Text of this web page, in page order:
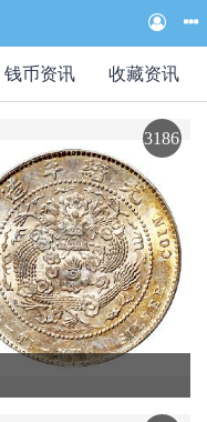
钱币资讯 收藏资讯
3186